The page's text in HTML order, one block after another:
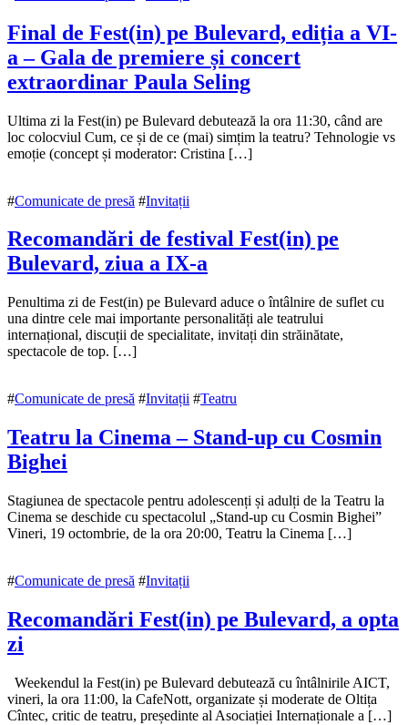
Final de Fest(in) pe Bulevard, ediția a VI-
a – Gala de premiere și concert
extraordinar Paula Seling
21
octombrie
201821
Ultima zi la Fest(in) pe Bulevard debutează la ora 11:30, când are
loc colocviul Cum, ce și de ce (mai) simțim la teatru? Tehnologie vs
emoție (concept și moderator: Cristina […]
#Comunicate de presă #Invitații
Recomandări de festival Fest(in) pe
Bulevard, ziua a IX-a
21
octombrie
201821
octombrie
Penultima zi de Fest(in) pe Bulevard aduce o întâlnire de suflet cu
una dintre cele mai importante personalități ale teatrului
internațional, discuții de specialitate, invitați din străinătate,
spectacole de top. […]
#Comunicate de presă #Invitații #Teatru
Teatru la Cinema – Stand-up cu Cosmin
Bighei
19
octombrie
201819
Stagiunea de spectacole pentru adolescenți și adulți de la Teatru la
Cinema se deschide cu spectacolul „Stand-up cu Cosmin Bighei”
Vineri, 19 octombrie, de la ora 20:00, Teatru la Cinema […]
#Comunicate de presă #Invitații
Recomandări Fest(in) pe Bulevard, a opta
zi
18
octombrie
201818
Weekendul la Fest(in) pe Bulevard debutează cu întâlnirile AICT,
vineri, la ora 11:00, la CafeNott, organizate și moderate de Oltița
Cîntec, critic de teatru, președinte al Asociației Internaționale a […]